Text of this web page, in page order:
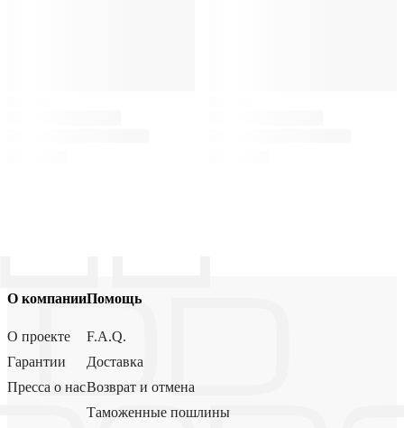
О компании
О проекте
Гарантии
Пресса о нас
Помощь
F.A.Q.
Доставка
Возврат и отмена
Таможенные пошлины